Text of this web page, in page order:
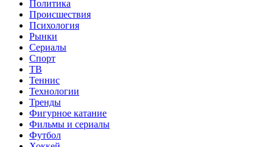
Политика
Происшествия
Психология
Рынки
Сериалы
Спорт
ТВ
Теннис
Технологии
Тренды
Фигурное катание
Фильмы и сериалы
Футбол